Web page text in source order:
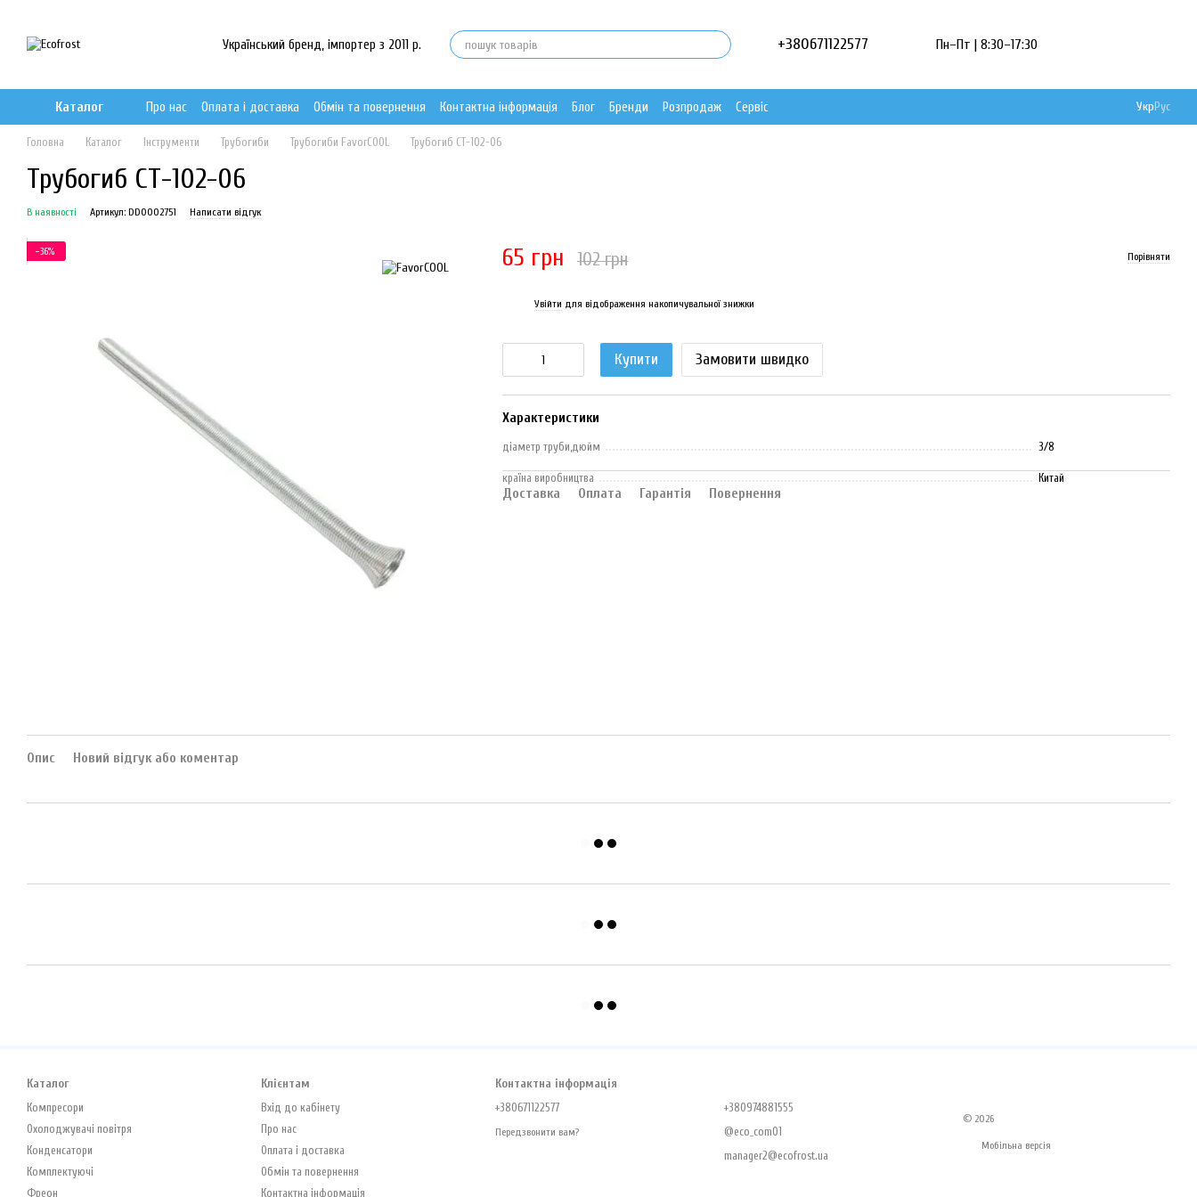
Український бренд, імпортер з 2011 р. +380671122577 Пн–Пт | 8:30–17:30
Каталог Про нас Оплата і доставка Обмін та повернення Контактна інформація Блог Бренди Розпродаж Сервіс УкрРус
Головна Каталог Інструменти Трубогиби Трубогиби FavorCOOL Трубогиб СТ-102-06
Трубогиб СТ-102-06
В наявності Артикул: DD0002751 Написати відгук
−36% 65 грн 102 грн Порівняти
Увійти для відображення накопичувальної знижки
Купити Замовити швидко
Характеристики
діаметр труби,дюйм 3/8
країна виробництва Китай
Доставка Оплата Гарантія Повернення
Опис Новий відгук або коментар
Каталог
Компресори
Охолоджувачі повітря
Конденсатори
Комплектуючі
Фреон
Клієнтам
Вхід до кабінету
Про нас
Оплата і доставка
Обмін та повернення
Контактна інформація
Контактна інформація
+380671122577
Передзвонити вам?
+380974881555
@eco_com01
manager2@ecofrost.ua
© 2026
Мобільна версія